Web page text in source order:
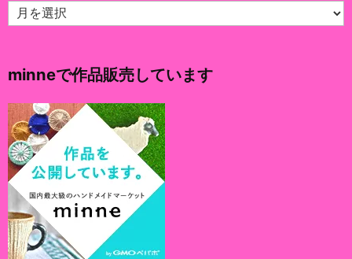
ア
ー
ブ
minneで作品販売しています